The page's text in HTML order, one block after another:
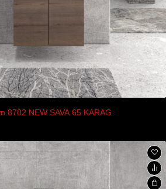
8702 NEW SAVA 65 KARAG